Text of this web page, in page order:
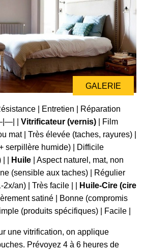
GALERIE
| Entretien | Réparation
| Vitrificateur (vernis) | Film
mat | Très élevée (taches, rayures) |
serpillère humide) | Difficile
|
Huile | Aspect naturel, mat, non
(sensible aux taches) | Régulier
2x/an) | Très facile | |
Huile-Cire (cire
satiné | Bonne (compromis
(produits spécifiques) | Facile |
une vitrification, on applique
Prévoyez 4 à 6 heures de